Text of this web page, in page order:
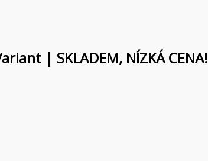
| SKLADEM, NÍZKÁ CENA!